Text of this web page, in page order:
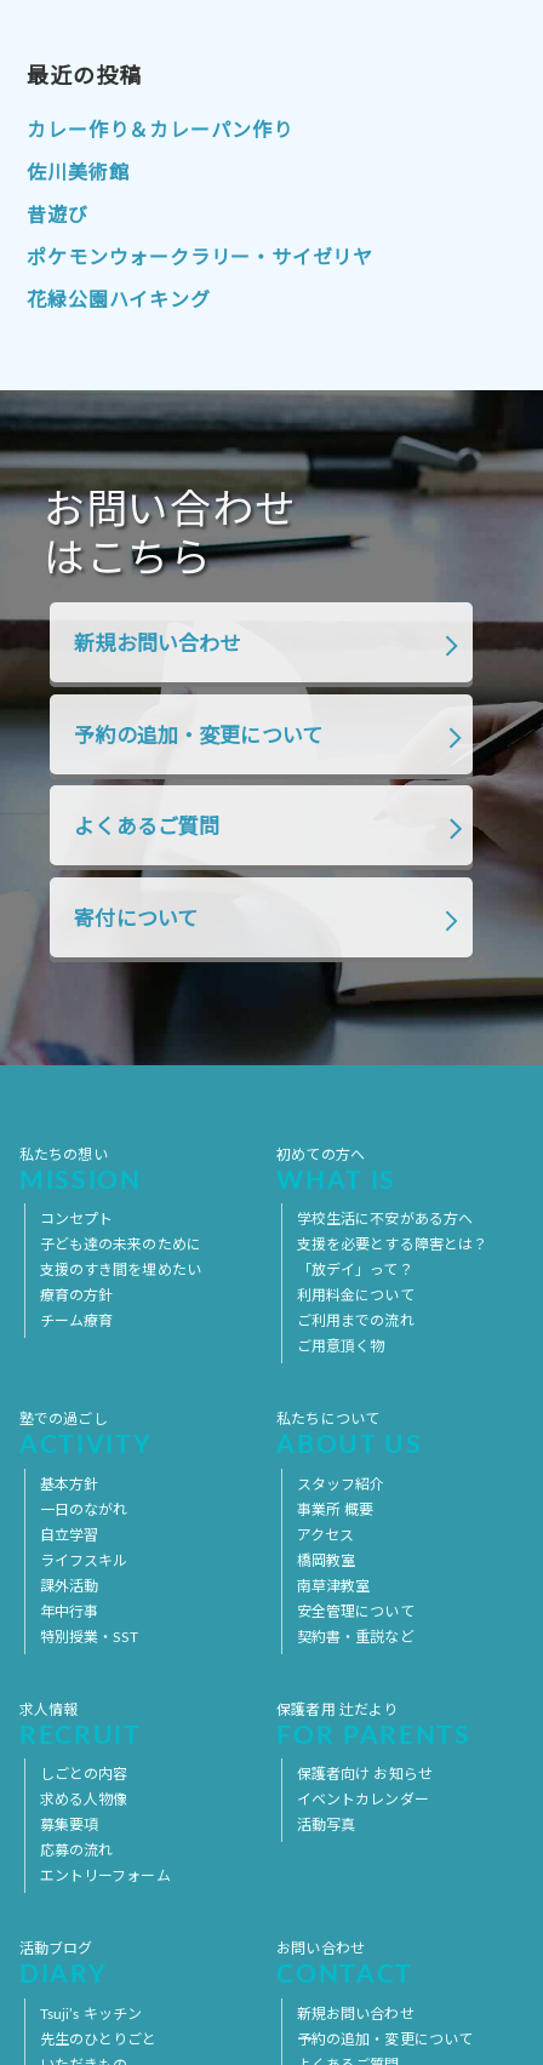
2023年1月
2022年10月 2022年9月
2022年7月
2022年4月
2022年1月 2021年12月 2021年11月
2021年10月 2021年9月
2021年1月 2020年12月 2020年11月
2020年10月 2020年9月 2020年8月
2020年7月 2020年6月 2020年5月
2020年4月 2020年3月 2020年2月
2019年10月 2019年9月
2019年4月
2018年7月 2018年6月
2018年4月 2018年3月 2018年2月
2018年1月 2017年12月
2017年10月 2017年9月 2017年8月
2017年5月
2017年4月
最近の投稿
カレー作り＆カレーパン作り
佐川美術館
昔遊び
ポケモンウォークラリー・サイゼリヤ
花緑公園ハイキング
お問い合わせ
はこちら
新規お問い合わせ
予約の追加・変更について
よくあるご質問
寄付について
私たちの想い
MISSION
コンセプト
子ども達の未来のために
支援のすき間を埋めたい
療育の方針
チーム療育
初めての方へ
WHAT IS
学校生活に不安がある方へ
支援を必要とする障害とは？
「放デイ」って？
利用料金について
ご利用までの流れ
ご用意頂く物
塾での過ごし
ACTIVITY
基本方針
一日のながれ
自立学習
ライフスキル
課外活動
年中行事
特別授業・SST
私たちについて
ABOUT US
スタッフ紹介
事業所 概要
アクセス
橋岡教室
南草津教室
安全管理について
契約書・重説など
求人情報
RECRUIT
しごとの内容
求める人物像
募集要項
応募の流れ
エントリーフォーム
保護者用 辻だより
FOR PARENTS
保護者向け お知らせ
イベントカレンダー
活動写真
活動ブログ
DIARY
Tsuji’s キッチン
先生のひとりごと
お問い合わせ
CONTACT
新規お問い合わせ
予約の追加・変更について